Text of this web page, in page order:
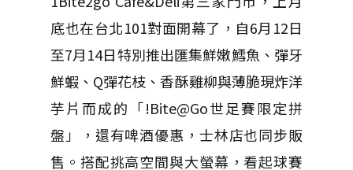
底也在台北101對面開幕了，自6月12日
至7月14日特別推出匯集鮮嫩鱈魚、彈牙
鮮蝦、Q彈花枝、香酥雞柳與薄脆現炸洋
芋片而成的「!Bite@Go世足賽限定拼
盤」，還有啤酒優惠，士林店也同步販
售。搭配挑高空間與大螢幕，看起球賽